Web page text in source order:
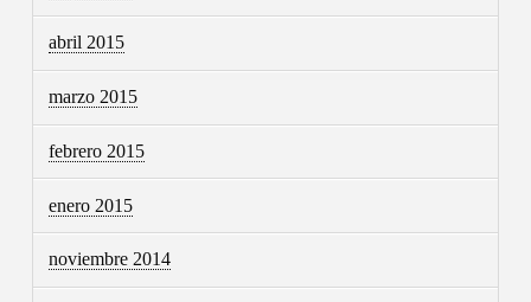
abril 2015
marzo 2015
febrero 2015
enero 2015
noviembre 2014